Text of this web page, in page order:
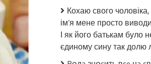
Простий
такий
зефір
виходить
Кохаю свого
ім’я мене просто
І як його батькам було
єдиному сину так долю